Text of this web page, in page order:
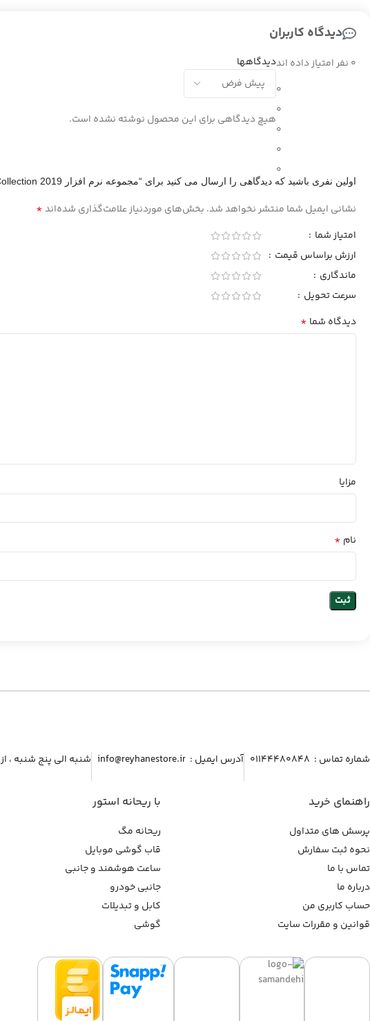
دیدگاه کاربران
0 نفر امتیاز داده اند
0
0
0
0
0
دیدگاهها
هیچ دیدگاهی برای این محصول نوشته نشده است.
اولین نفری باشید که دیدگاهی را ارسال می کنید برای “مجموعه نرم افزار Microsoft Office Collection 2019”
نشانی ایمیل شما منتشر نخواهد شد. بخش‌های موردنیاز علامت‌گذاری شده‌اند*
امتیاز شما
ارزش براساس قیمت
ماندگاری
سرعت تحویل
دیدگاه شما *
مزایا
نام *
شماره تماس :‌ ۰۱۱۴۴۴۸۰۸۴۸ آدرس ایمیل :‌ info@reyhanestore.ir شنبه الی پنج شنبه ، از ۹ صبح الی ۱۷ عصر پاسخگوی شما هستیم.
راهنمای خرید
پرسش های متداول
نحوه ثبت سفارش
تماس با ما
درباره ما
حساب کاربری من
قوانین و مقررات سایت
با ریحانه استور
ریحانه مگ
قاب گوشی موبایل
ساعت هوشمند و جانبی
جانبی خودرو
کابل و تبدیلات
گوشی